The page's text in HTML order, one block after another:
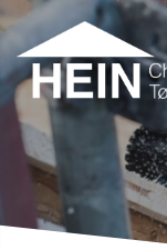
Gå
til
hovedindhold